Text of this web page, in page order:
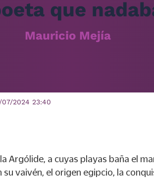
que
Mauricio Mejía
07/2024 23:40
Argólide, a cuyas playas baña el
vaivén, el origen egipcio, la